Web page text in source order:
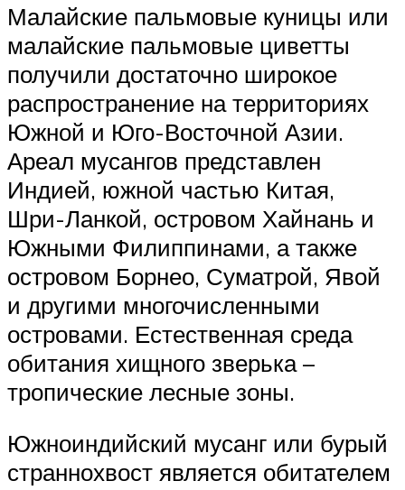
Малайские пальмовые куницы или
малайские пальмовые циветты
получили достаточно широкое
распространение на территориях
Южной и Юго-Восточной Азии.
Ареал мусангов представлен
Индией, южной частью Китая,
Шри-Ланкой, островом Хайнань и
Южными Филиппинами, а также
островом Борнео, Суматрой, Явой
и другими многочисленными
островами. Естественная среда
обитания хищного зверька –
тропические лесные зоны.
Южноиндийский мусанг или бурый
страннохвост является обитателем